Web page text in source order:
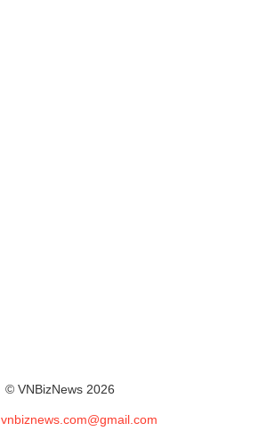
© VNBizNews 2026
vnbiznews.com@gmail.com